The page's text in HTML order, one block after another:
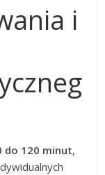
i
do 120 minut,